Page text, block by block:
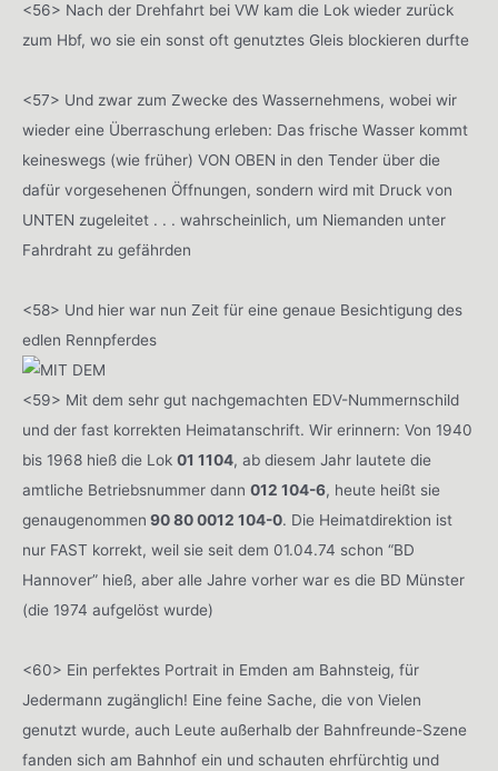
<56> Nach der Drehfahrt bei VW kam die Lok wieder zurück
zum Hbf, wo sie ein sonst oft genutztes Gleis blockieren durfte
<57> Und zwar zum Zwecke des Wassernehmens, wobei wir
wieder eine Überraschung erleben: Das frische Wasser kommt
keineswegs (wie früher) VON OBEN in den Tender über die
dafür vorgesehenen Öffnungen, sondern wird mit Druck von
UNTEN zugeleitet . . . wahrscheinlich, um Niemanden unter
Fahrdraht zu gefährden
<58> Und hier war nun Zeit für eine genaue Besichtigung des
edlen Rennpferdes
<59> Mit dem sehr gut nachgemachten EDV-Nummernschild
und der fast korrekten Heimatanschrift. Wir erinnern: Von 1940
bis 1968 hieß die Lok 01 1104, ab diesem Jahr lautete die
amtliche Betriebsnummer dann 012 104-6, heute heißt sie
genaugenommen 90 80 0012 104-0. Die Heimatdirektion ist
nur FAST korrekt, weil sie seit dem 01.04.74 schon “BD
Hannover” hieß, aber alle Jahre vorher war es die BD Münster
(die 1974 aufgelöst wurde)
<60> Ein perfektes Portrait in Emden am Bahnsteig, für
Jedermann zugänglich! Eine feine Sache, die von Vielen
genutzt wurde, auch Leute außerhalb der Bahnfreunde-Szene
fanden sich am Bahnhof ein und schauten ehrfürchtig und